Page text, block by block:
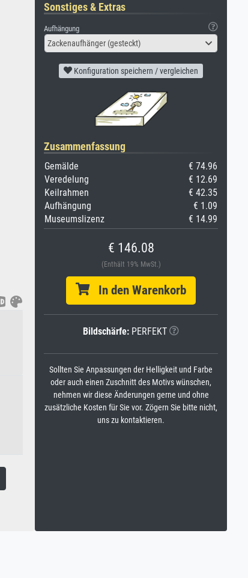
Sonstiges & Extras
Aufhängung
Zackenaufhänger (gesteckt)
Konfiguration speichern / vergleichen
Zusammenfassung
Gemälde
€ 74.96
Veredelung
€ 12.69
Keilrahmen
€ 42.35
Aufhängung
€ 1.09
Museumslizenz
€ 14.99
€ 146.08
(Enthält 19% MwSt.)
In den Warenkorb
Bildschärfe: PERFEKT
Sollten Sie Anpassungen der Helligkeit und Farbe
oder auch einen Zuschnitt des Motivs wünschen,
nehmen wir diese Änderungen gerne und ohne
zusätzliche Kosten für Sie vor. Zögern Sie bitte nicht,
uns zu kontaktieren.